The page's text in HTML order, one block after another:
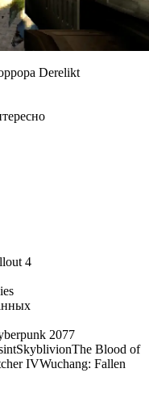
Derelikt
4
2077
SkyblivionThe Blood of
IVWuchang: Fallen